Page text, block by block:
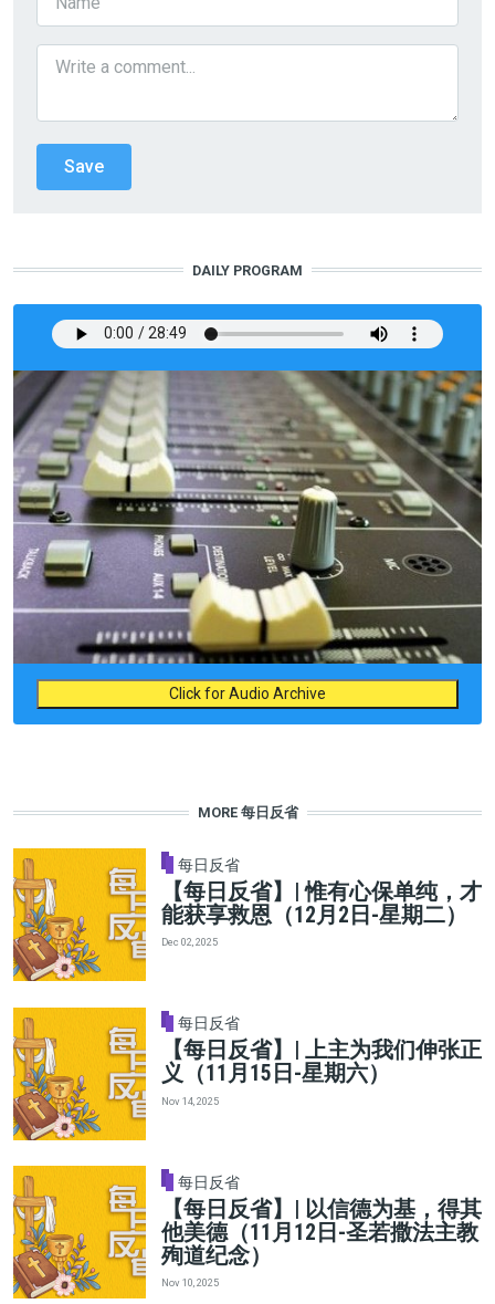
DAILY PROGRAM
Click for Audio Archive
MORE 每日反省
每日反省
【每日反省】| 惟有心保单纯，才
能获享救恩（12月2日-星期二）
Dec 02, 2025
每日反省
【每日反省】| 上主为我们伸张正
义（11月15日-星期六）
Nov 14, 2025
每日反省
【每日反省】| 以信德为基，得其
他美德（11月12日-圣若撒法主教
殉道纪念）
Nov 10, 2025